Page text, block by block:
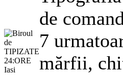
de
7
mărfii,